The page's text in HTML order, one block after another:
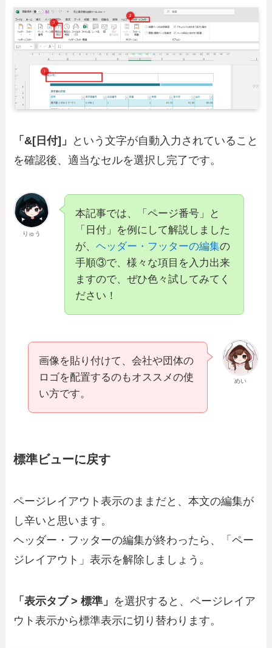
「&[日付]」
という文字が自動入力されていること
を確認後、適当なセルを選択し完了です。
りゅう
本記事では、「ページ番号」と
「日付」を例にして解説しました
が、ヘッダー・フッターの編集の
手順③で、様々な項目を入力出来
ますので、ぜひ色々試してみてく
ださい！
めい
画像を貼り付けて、会社や団体の
ロゴを配置するのもオススメの使
い方です。
標準ビューに戻す
ページレイアウト表示のままだと、本文の編集が
し辛いと思います。
ヘッダー・フッターの編集が終わったら、「ペー
ジレイアウト」表示を解除しましょう。
「表示タブ > 標準」 を選択すると、ページレイア
ウト表示から標準表示に切り替わります。